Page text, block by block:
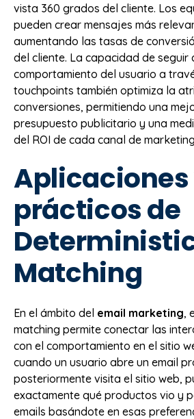
vista 360 grados del cliente. Los
pueden crear mensajes más
aumentando las tasas de
del cliente. La capacidad de seguir
comportamiento del usuario a
touchpoints también optimiza la
conversiones, permitiendo una
presupuesto publicitario y una
del ROI de cada canal de
Aplicaciones
prácticos de
Matching
En el ámbito del email marketing,
matching permite conectar las
con el comportamiento en el sitio
cuando un usuario abre un email
posteriormente visita el sitio web,
exactamente qué productos vio y
emails basándote en esas